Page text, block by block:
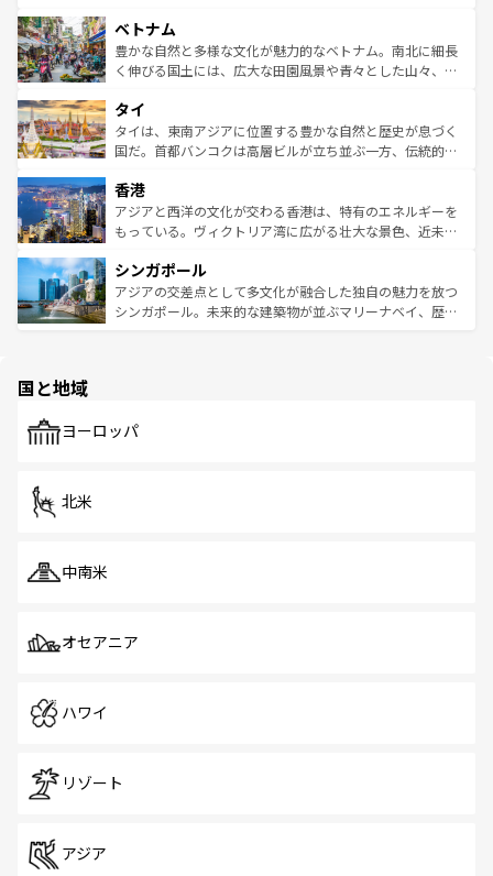
参照してほしい。
容にもいいと評判のスイーツなど、バラエティ豊かな料理
が味わえる。 なお、新着の台湾情報は コンテンツ一覧を参
照してほしい。
き、地方に足を延ばせば四季折々の自然美を楽しむことが
できる。そして、キムチや焼肉、絶品のストリートフード
まで、さまざまな韓国料理が待っている。夜には、韓国な
リティに包まれながら、韓国の多彩な魅力を心ゆくまで味
わってみてほしい。 なお、新着の韓国情報はコンテンツ一
覧を参照してほしい。
ベトナム
豊かな自然と多様な文化が魅力的なベトナム。南北に細長
く伸びる国土には、広大な田園風景や青々とした山々、世
急速な発展と共に伝統が息づく。ハノイの古い町並みやホ
ーチミン市のフランス統治時代の建物も、独特の雰囲気を
醸し出している。また、バラエティの豊かさとおいしさで
とつ。フォーやバインミー、ベトナムコーヒーなどは、ぜ
ひ現地で味わいたい。どの地域を訪れてもあたたかい人々
が旅行者を迎えてくれるので、きっと忘れられない旅にな
参照してほしい。
タイ
タイは、東南アジアに位置する豊かな自然と歴史が息づく
国だ。首都バンコクは高層ビルが立ち並ぶ一方、伝統的な
の活気が交差している。北部ではチェンマイなどの山岳地
帯で自然と触れ合い、南部ではプーケットやクラビの美し
いビーチでリゾート気分を楽しむことができる。タイ料理
激する。気候は一年中温暖で、どの季節にも異なる楽しみ
が待っている。親しみやすいタイの人々、仏教を中心とし
た文化、そして多様な観光資源が、訪れる旅人を魅了し続
香港
アジアと西洋の文化が交わる香港は、特有のエネルギーを
もっている。ヴィクトリア湾に広がる壮大な景色、近未来
み、どこを訪れても感動するはず。観光スポットが密集し
ており、効率よく見どころを回れるのも魅力。息をのむよ
うな絶景から文化的な体験まで、香港を存分に楽しみ尽く
シンガポール
アジアの交差点として多文化が融合した独自の魅力を放つ
シンガポール。未来的な建築物が並ぶマリーナベイ、歴史
で、ホーカーズは地元の風情を楽しめる外せないスポット
国と地域
ヨーロッパ
北米
中南米
オセアニア
ハワイ
リゾート
アジア